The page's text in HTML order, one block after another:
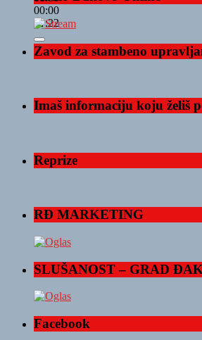
00:00
01:22
Zavod za stambeno
Imaš informaciju koju želiš
Reprize
RĐ MARKETING
SLUŠANOST – GRAD
Facebook